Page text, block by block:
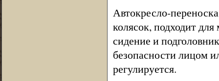
Автокресло-
колясок, подходит
сидение и
безопасности лицом
регулируется.